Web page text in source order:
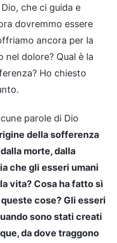
che ci guida e
dovremmo essere
ancora per la
nel dolore? Qual è la
Ho chiesto
parole di Dio
della sofferenza
morte, dalla
che gli esseri umani
vita? Cosa ha fatto sì
cose? Gli esseri
sono stati creati
da dove traggono